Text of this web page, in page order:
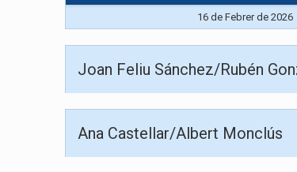
16 de Febrer de 2026
Joan Feliu Sánchez/Rubén
Ana Castellar/Albert Monclús